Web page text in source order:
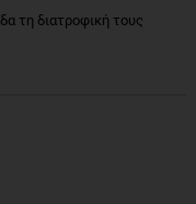
τη διατροφική τους